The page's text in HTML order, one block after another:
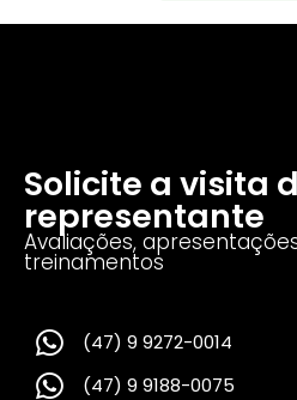
Solicite a visita
representante
Avaliações,
treinamentos
(47) 9 9272-0014
(47) 9 9188-0075